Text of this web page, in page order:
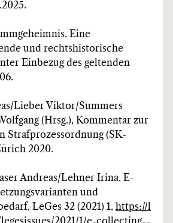
Eine
und rechtshistorische
Einbezug des geltenden
Lieber Viktor/Summers
(Hrsg.), Kommentar zur
Strafprozessordnung (SK-
2020.
Andreas/Lehner Irina, E-
und
LeGes 32 (2021) 1, https://l